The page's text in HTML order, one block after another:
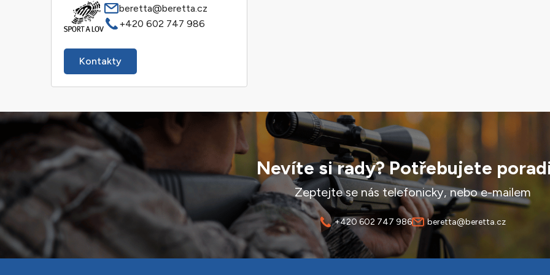
beretta@beretta.cz
+420 602 747 986
Kontakty
Nevíte si rady? Potřebujete
Zeptejte se nás telefonicky, nebo e-mailem
+420 602 747 986 beretta@beretta.cz